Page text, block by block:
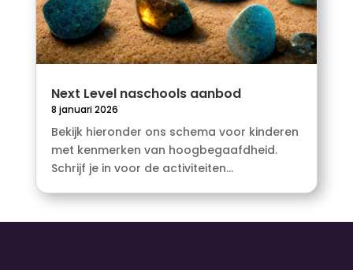
Next Level naschools aanbod
8 januari 2026
Bekijk hieronder ons schema voor kinderen
met kenmerken van hoogbegaafdheid.
Schrijf je in voor de activiteiten...